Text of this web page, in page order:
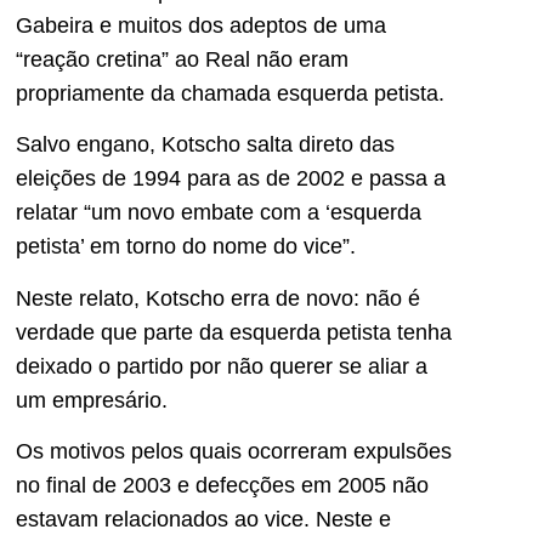
Gabeira e muitos dos adeptos de uma
“reação cretina” ao Real não eram
propriamente da chamada esquerda petista.
Salvo engano, Kotscho salta direto das
eleições de 1994 para as de 2002 e passa a
relatar “um novo embate com a ‘esquerda
petista’ em torno do nome do vice”.
Neste relato, Kotscho erra de novo: não é
verdade que parte da esquerda petista tenha
deixado o partido por não querer se aliar a
um empresário.
Os motivos pelos quais ocorreram expulsões
no final de 2003 e defecções em 2005 não
estavam relacionados ao vice. Neste e